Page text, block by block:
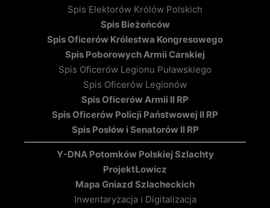
Spis Elektorów Królów Polskich
Spis Bieżeńców
Spis Oficerów Królestwa Kongresowego
Spis Poborowych Armii Carskiej
Spis Oficerów Legionu Puławskiego
Spis Oficerów Legionów
Spis Oficerów Armii II RP
Spis Oficerów Policji Państwowej II RP
Spis Posłów i Senatorów II RP
Y-DNA Potomków Polskiej Szlachty
ProjektŁowicz
Mapa Gniazd Szlacheckich
Inwentaryzacja i Digitalizacja